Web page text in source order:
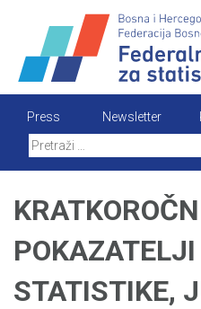
content
Press Newsletter
STATISTIKE,